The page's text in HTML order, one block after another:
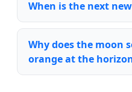
When is the next
Why does the moon
orange at the